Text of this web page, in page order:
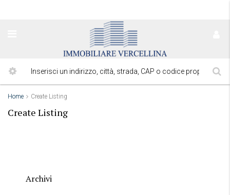
Home Create Listing
Create Listing
Archivi